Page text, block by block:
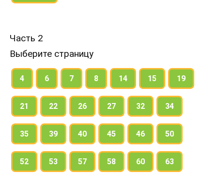
Часть 2
Выберите страницу
4 6 7 8 14 15 19
21 22 26 27 32 34
35 39 40 45 46 50
52 53 57 58 60 63